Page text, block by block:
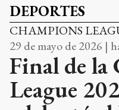
DEPORTES
CHAMPIONS
29 de mayo de 2026 |
Final de la
League